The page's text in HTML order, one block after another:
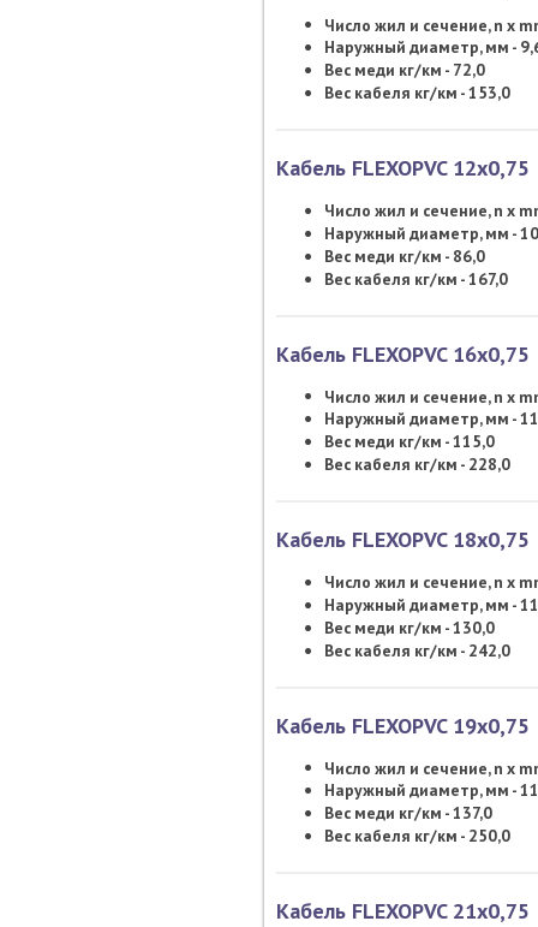
Число жил и сечение, n x
Наружный диаметр, мм -
Вес меди кг/км - 72,0
Вес кабеля кг/км - 153,0
Кабель FLEXOPVC 12х0,75
Число жил и сечение, n x
Наружный диаметр, мм -
Вес меди кг/км - 86,0
Вес кабеля кг/км - 167,0
Кабель FLEXOPVC 16х0,75
Число жил и сечение, n x
Наружный диаметр, мм -
Вес меди кг/км - 115,0
Вес кабеля кг/км - 228,0
Кабель FLEXOPVC 18х0,75
Число жил и сечение, n x
Наружный диаметр, мм -
Вес меди кг/км - 130,0
Вес кабеля кг/км - 242,0
Кабель FLEXOPVC 19х0,75
Число жил и сечение, n x
Наружный диаметр, мм -
Вес меди кг/км - 137,0
Вес кабеля кг/км - 250,0
Кабель FLEXOPVC 21х0,75